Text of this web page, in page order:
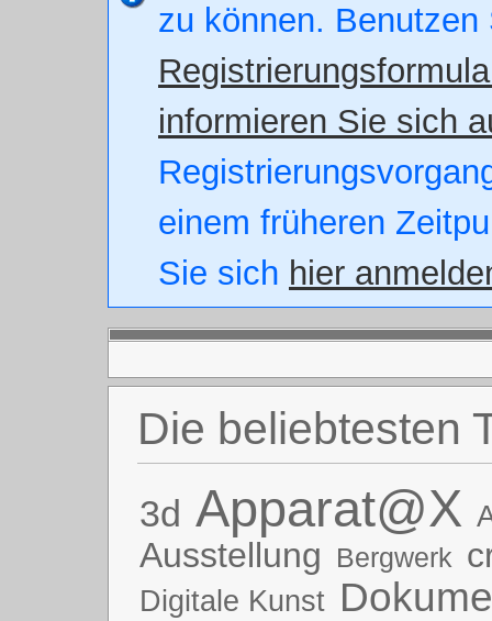
zu können. Benutzen
informieren Sie sich
einem früheren
Sie sich hier
Die beliebtesten
3d Apparat@X
Ausstellung Bergwerk
Digitale Kunst